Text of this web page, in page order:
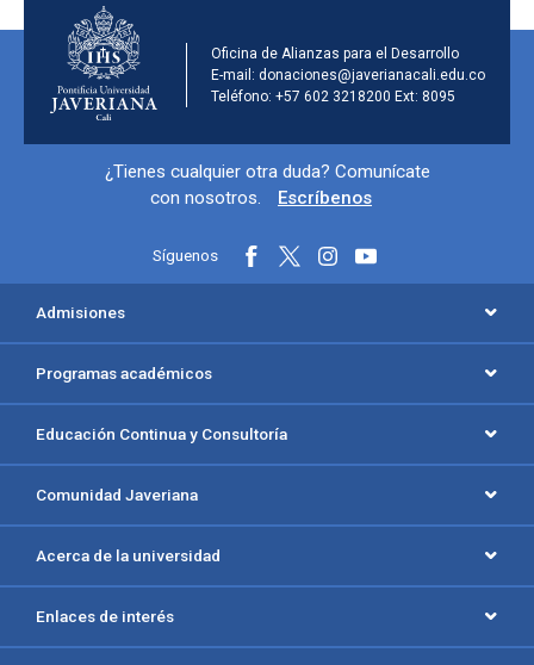
Información de la
Oficina de Alianzas para el Desarrollo
E-mail: donaciones@javerianacali.edu.co
Teléfono: +57 602 3218200 Ext: 8095
Información y redes sociales
¿Tienes cualquier otra duda? Comunícate
con nosotros.
Escríbenos
Síguenos
Menú principal del footer
Admisiones
Programas académicos
Educación Continua y Consultoría
Comunidad Javeriana
Acerca de la universidad
Enlaces de interés